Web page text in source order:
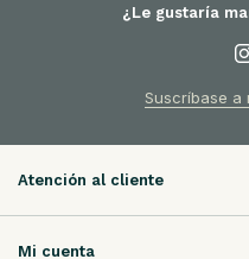
¿Le gustaría
Suscríbase a
Atención al cliente
Mi cuenta